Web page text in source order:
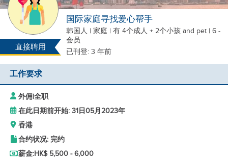
直接聘用
国际家庭寻找爱心帮手
韩国人 | 家庭 | 有 4个成人 + 2个小孩 and pet | 6 -
会员
已刊登: 3 年前
工作要求
外佣|全职
在此日期前开始: 31日05月2023年
香港
合约状况: 完约
薪金:HK$ 5,500 - 6,000